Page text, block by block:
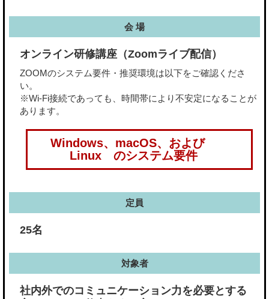
会 場
オンライン研修講座（Zoomライブ配信）
ZOOMのシステム要件・推奨環境は以下をご確認くださ
い。
※Wi-Fi接続であっても、時間帯により不安定になることが
あります。
Windows、macOS、および
Linux のシステム要件
定員
25名
対象者
社内外でのコミュニケーション力を必要とする